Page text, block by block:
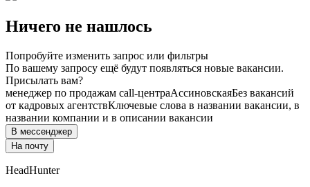
Ничего не нашлось
Попробуйте изменить запрос или фильтры
По вашему запросу ещё будут появляться новые вакансии.
Присылать вам?
менеджер по продажам call-центраАссиновскаяБез вакансий
от кадровых агентствКлючевые слова в названии вакансии, в
названии компании и в описании вакансии
В мессенджер
На почту
HeadHunter